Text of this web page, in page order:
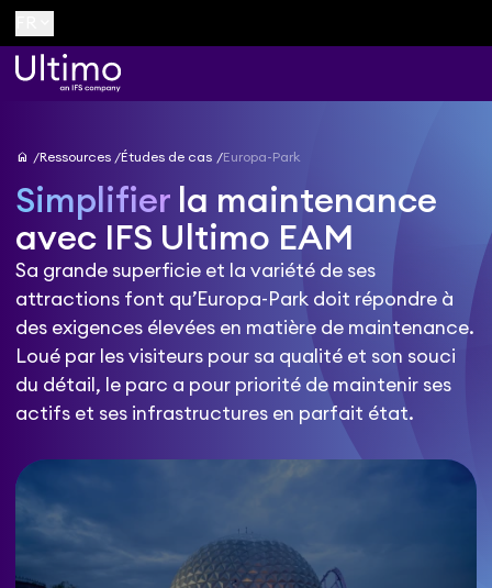
home Ressources Études de cas Europa-Park
Simplifier la maintenance
avec IFS Ultimo EAM
Sa grande superficie et la variété de ses
attractions font qu’Europa-Park doit répondre à
des exigences élevées en matière de maintenance.
Loué par les visiteurs pour sa qualité et son souci
du détail, le parc a pour priorité de maintenir ses
actifs et ses infrastructures en parfait état.